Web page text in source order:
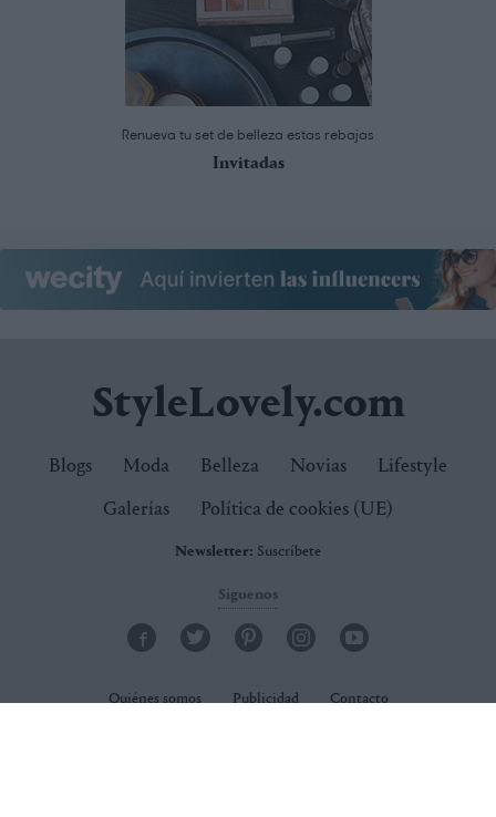
Renueva tu set de belleza estas rebajas
Invitadas
StyleLovely.com
Blogs Moda Belleza Novias Lifestyle
Galerías Política de cookies (UE)
Newsletter: Suscríbete
Síguenos
Quiénes somos Publicidad Contacto